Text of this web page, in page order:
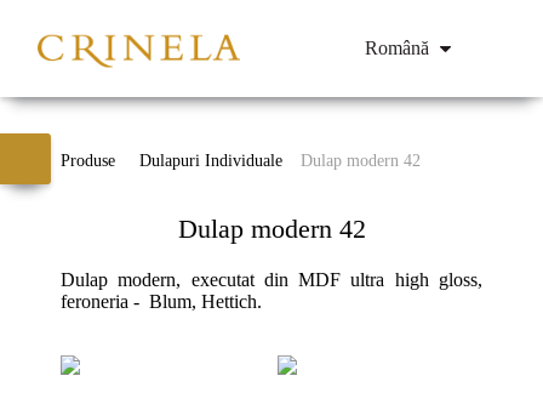
Română
Produse Dulapuri Individuale Dulap modern 42
Dulap modern 42
Dulap modern, executat din MDF ultra high gloss,
feroneria - Blum, Hettich.